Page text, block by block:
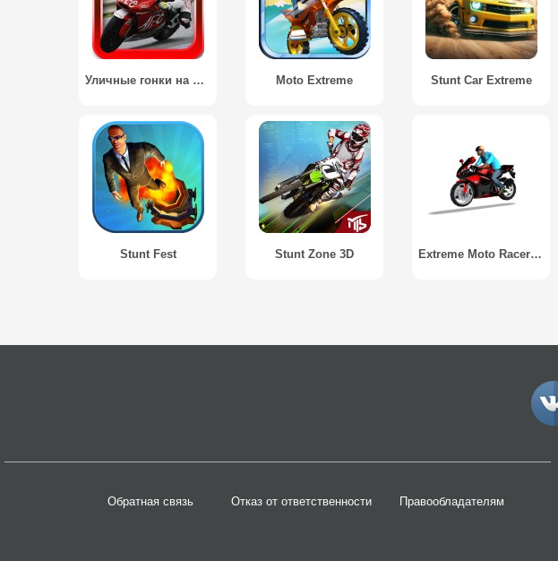
Уличные гонки на мотоциклах 3D / Street Moto Race 3D Moto Extreme Stunt Car Extreme
Stunt Fest Stunt Zone 3D Extreme Moto Racer 3D
Обратная связь Отказ от ответственности Правообладателям